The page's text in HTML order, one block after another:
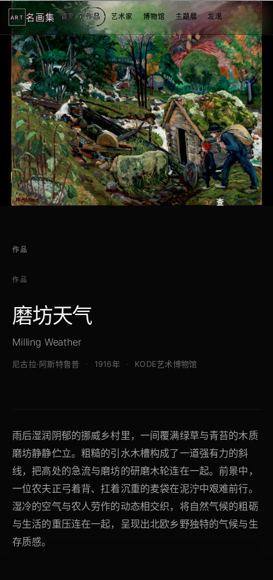
ART 名画集 首页 作品 艺术家 博物馆 主题展 发现
5
个
看
点
1
2
3
4
5
查
作品
作品
磨坊天气
Milling Weather
尼古拉·阿斯特鲁普 1916年 KODE艺术博物馆
雨后湿润阴郁的挪威乡村里，一间覆满绿草与青苔的木质
磨坊静静伫立。粗糙的引水木槽构成了一道强有力的斜
线，把高处的急流与磨坊的研磨木轮连在一起。前景中，
一位农夫正弓着背、扛着沉重的麦袋在泥泞中艰难前行。
湿冷的空气与农人劳作的动态相交织，将自然气候的粗砺
与生活的重压连在一起，呈现出北欧乡野独特的气候与生
存质感。